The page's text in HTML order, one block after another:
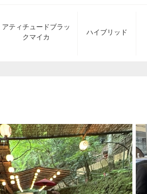
アティチュードブラッ
クマイカ
ハイブリッド